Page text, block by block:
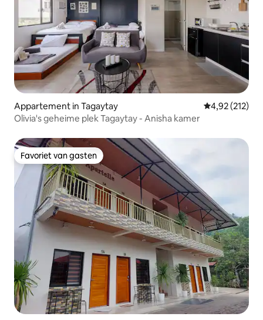
Appartement in Tagaytay Gemiddelde
4,92 (212)
Olivia's geheime plek Tagaytay - Anisha kamer
Favoriet van gasten
Favoriet van gasten